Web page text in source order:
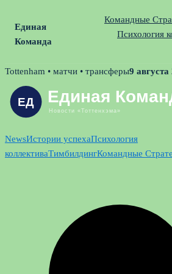
Единая
Команда
Командные
Психология
Skip
content
Tottenham • матчи • трансферы9 августа
NewsИстории успехаПсихология
коллективаТимбилдингКомандные